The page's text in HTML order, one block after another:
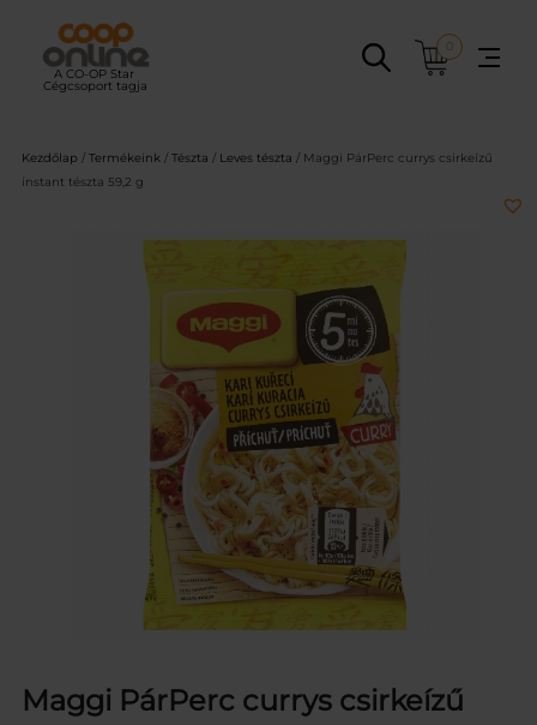
tartalomhoz
0
Kezdőlap / Termékeink / Tészta / Leves tészta / Maggi PárPerc currys csirkeízű
instant tészta 59,2 g
Maggi PárPerc currys csirkeízű